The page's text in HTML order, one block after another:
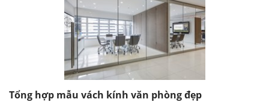
Tổng hợp mẫu vách kính văn phòng đẹp